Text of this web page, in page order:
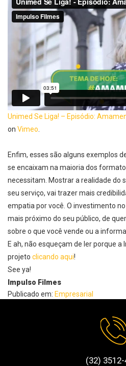
Unimed Se Liga! – Episódio:
on Vimeo
Enfim, esses são alguns exemplos
se encaixam na maioria dos
necessitam. Mostrar a realidade do
seu serviço, vai trazer mais
empatia por você. O investimento
mais próximo do seu público, de
sobre o que você vende ou a
E ah, não esqueçam de ler porque
projeto clicando aqui!
See ya!
Impulso Filmes
Publicado em: Empresarial
(32)